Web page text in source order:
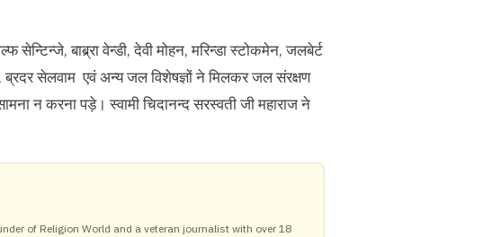
बाब्र्रा वेन्डी, देवी मोहन, मरिन्डा स्टोकमेन, जलबेर्ट
ब्रदर सेलवाम एवं अन्य जल विशेषज्ञों ने मिलकर जल संरक्षण
न करना पड़े। स्वामी चिदानन्द सरस्वती जी महाराज ने
of Religion World and a veteran journalist with over 18